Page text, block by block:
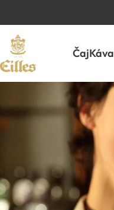
ČajKáva